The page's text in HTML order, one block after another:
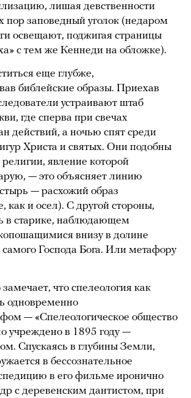
лишая девственности
пор заповедный уголок (недаром
освещают, поджигая страницы
с тем же Кеннеди на обложке).
еще глубже,
библейские образы. Приехав
устраивают штаб
где сперва при свечах
действий, а ночью спят среди
Христа и святых. Они подобны
явление которой
— это объясняет линию
— расхожий образ
как и осел). С другой стороны,
в старике, наблюдающем
внизу в долине
Господа Бога. Или метафору
что спелеология как
одновременно
— «Спелеологическое общество
учреждено в 1895 году —
Спускаясь в глубины Земли,
в бессознательное
в его фильме иронично
с деревенским дантистом, при